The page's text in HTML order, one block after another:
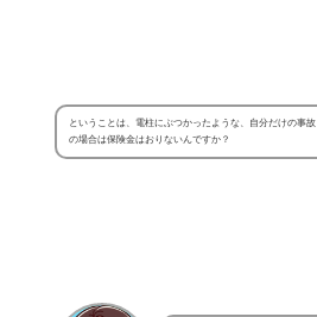
ということは、電柱にぶつかったような、自分だけの事故
の場合は保険金はおりないんですか？